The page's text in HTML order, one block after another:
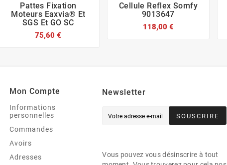
   
Pattes Fixation
Moteurs Eaxvia® Et
SGS Et GO SC
75,60 €
  
Cellule Reflex Somfy
9013647
118,00 €
Mon Compte
Informations
personnelles
Commandes
Avoirs
Adresses
Newsletter
SOUSCRIRE
Vous pouvez vous désinscrire à tout